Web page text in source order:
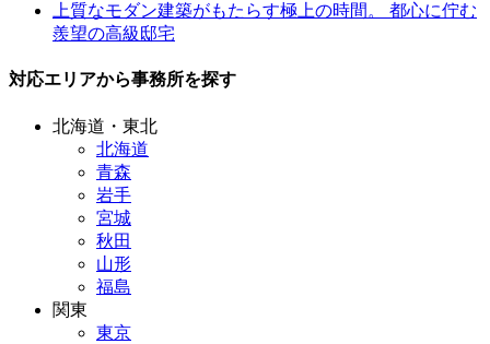
上質なモダン建築がもたらす極上の時間。 都心に佇む
羨望の高級邸宅
対応エリアから事務所を探す
北海道・東北
北海道
青森
岩手
宮城
秋田
山形
福島
関東
東京